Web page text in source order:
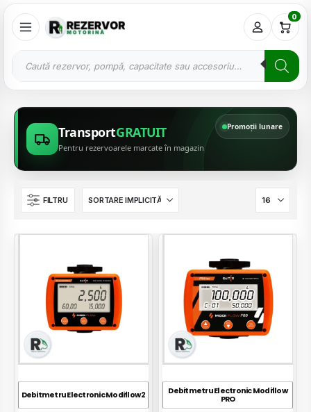
0
TransportGRATUIT
Pentru rezervoarele marcate în magazin
Promoții lunare
FILTRU
Debitmetru Electronic Modiflow 2
Debitmetru Electronic Modiflow
PRO